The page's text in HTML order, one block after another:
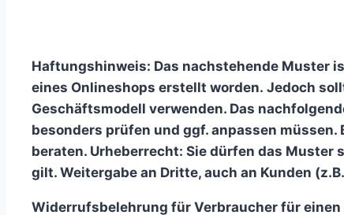
Haftungshinweis: Das nachstehende Muster
eines Onlineshops erstellt worden. Jedoch
Geschäftsmodell verwenden. Das
besonders prüfen und ggf. anpassen
beraten. Urheberrecht: Sie dürfen das
gilt. Weitergabe an Dritte, auch an Kunden
Widerrufsbelehrung für Verbraucher für